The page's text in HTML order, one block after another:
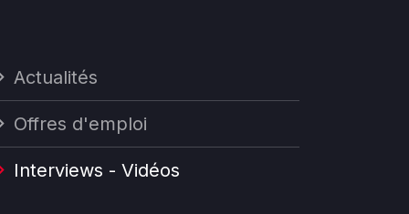
Actualités
Offres d'emploi
Interviews - Vidéos